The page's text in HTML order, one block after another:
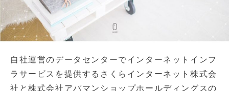
自社運営のデータセンターでインターネットインフ
ラサービスを提供するさくらインターネット株式会
社と株式会社アパマンショップホールディングスの